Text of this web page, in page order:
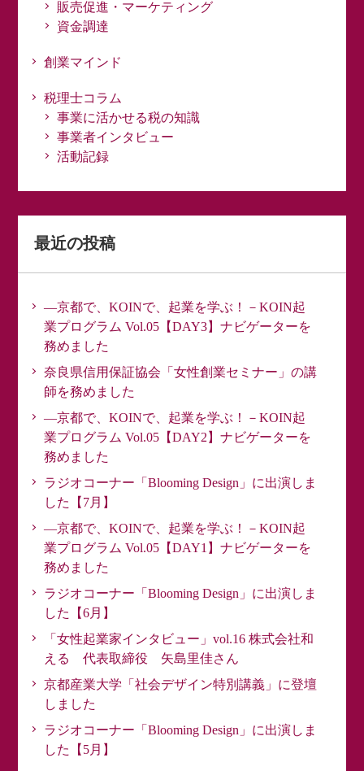
販売促進・マーケティング
資金調達
創業マインド
税理士コラム
事業に活かせる税の知識
事業者インタビュー
活動記録
最近の投稿
―京都で、KOINで、起業を学ぶ！－KOIN起
業プログラム Vol.05【DAY3】ナビゲーターを
務めました
奈良県信用保証協会「女性創業セミナー」の講
師を務めました
―京都で、KOINで、起業を学ぶ！－KOIN起
業プログラム Vol.05【DAY2】ナビゲーターを
務めました
ラジオコーナー「Blooming Design」に出演しま
した【7月】
―京都で、KOINで、起業を学ぶ！－KOIN起
業プログラム Vol.05【DAY1】ナビゲーターを
務めました
ラジオコーナー「Blooming Design」に出演しま
した【6月】
「女性起業家インタビュー」vol.16 株式会社和
える 代表取締役 矢島里佳さん
京都産業大学「社会デザイン特別講義」に登壇
しました
ラジオコーナー「Blooming Design」に出演しま
した【5月】